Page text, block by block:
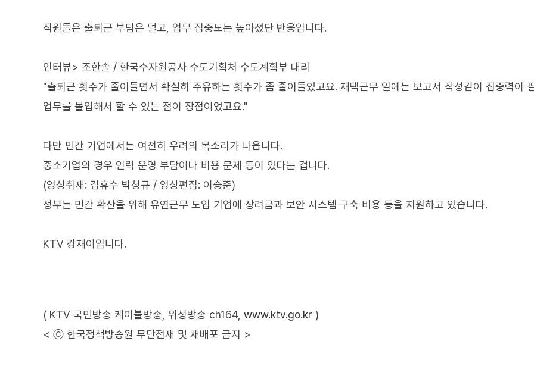
직원들은 출퇴근 부담은 덜고, 업무 집중도는 높아졌단 반응입니다.
인터뷰> 조한솔 / 한국수자원공사 수도기획처 수도계획부 대리
"출퇴근 횟수가 줄어들면서 확실히 주유하는 횟수가 좀 줄어들었고요. 재택근무 일에는 보고서 작성같이 집중력이
업무를 몰입해서 할 수 있는 점이 장점이었고요."
다만 민간 기업에서는 여전히 우려의 목소리가 나옵니다.
중소기업의 경우 인력 운영 부담이나 비용 문제 등이 있다는 겁니다.
(영상취재: 김휴수 박청규 / 영상편집: 이승준)
정부는 민간 확산을 위해 유연근무 도입 기업에 장려금과 보안 시스템 구축 비용 등을 지원하고 있습니다.
KTV 강재이입니다.
( KTV 국민방송 케이블방송, 위성방송 ch164, www.ktv.go.kr )
< ⓒ 한국정책방송원 무단전재 및 재배포 금지 >